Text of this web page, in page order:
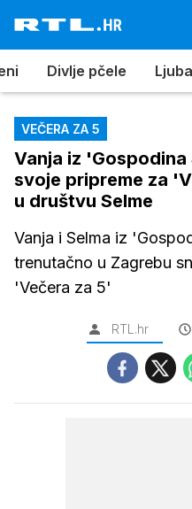
Divlje pčele
VEČERA ZA 5
Vanja iz
svoje pripreme za
u društvu Selme
Vanja i Selma iz
trenutačno u Zagrebu
'Večera za 5'
RTL.hr